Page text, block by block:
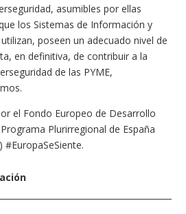
asumibles por ellas
los Sistemas de Información y
poseen un adecuado nivel de
en definitiva, de contribuir a la
de las PYME,
el Fondo Europeo de Desarrollo
Plurirregional de España
#EuropaSeSiente.